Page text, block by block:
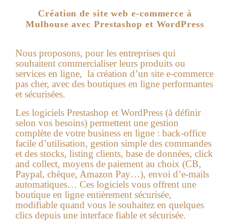
Création de site web e-commerce à
Mulhouse avec Prestashop et WordPress
Nous proposons, pour les entreprises qui
souhaitent commercialiser leurs produits ou
services en ligne, la création d’un site e-commerce
pas cher, avec des boutiques en ligne performantes
et sécurisées.
Les logiciels Prestashop et WordPress (à définir
selon vos besoins) permettent une gestion
complète de votre business en ligne : back-office
facile d’utilisation, gestion simple des commandes
et des stocks, listing clients, base de données, click
and collect, moyens de paiement au choix (CB,
Paypal, chèque, Amazon Pay…), envoi d’e-mails
automatiques… Ces logiciels vous offrent une
boutique en ligne entièrement sécurisée,
modifiable quand vous le souhaitez en quelques
clics depuis une interface fiable et sécurisée.